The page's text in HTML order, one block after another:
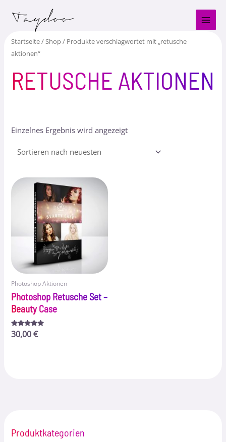
Inhalt
Produktkategorien
Startseite/Shop/ Produkte verschlagwortet mit „retusche
aktionen“
RETUSCHE AKTIONEN
Einzelnes Ergebnis wird angezeigt
Photoshop Aktionen
Photoshop Retusche Set –
Beauty Case
Bewertet
mit
30,00€